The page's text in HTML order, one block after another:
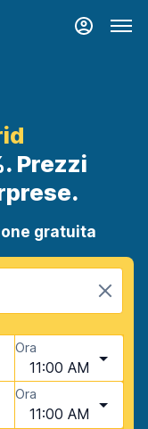
Prezzi
gratuita
Ora
11:00 AM
Ora
11:00 AM